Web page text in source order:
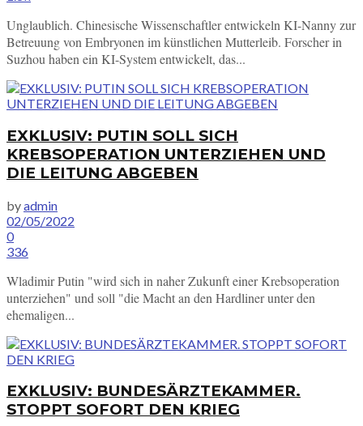
Unglaublich. Chinesische Wissenschaftler entwickeln KI-Nanny zur
Betreuung von Embryonen im künstlichen Mutterleib. Forscher in
Suzhou haben ein KI-System entwickelt, das...
EXKLUSIV: PUTIN SOLL SICH
KREBSOPERATION UNTERZIEHEN UND
DIE LEITUNG ABGEBEN
byadmin
02/05/2022
0
336
Wladimir Putin "wird sich in naher Zukunft einer Krebsoperation
unterziehen" und soll "die Macht an den Hardliner unter den
ehemaligen...
EXKLUSIV: BUNDESÄRZTEKAMMER.
STOPPT SOFORT DEN KRIEG